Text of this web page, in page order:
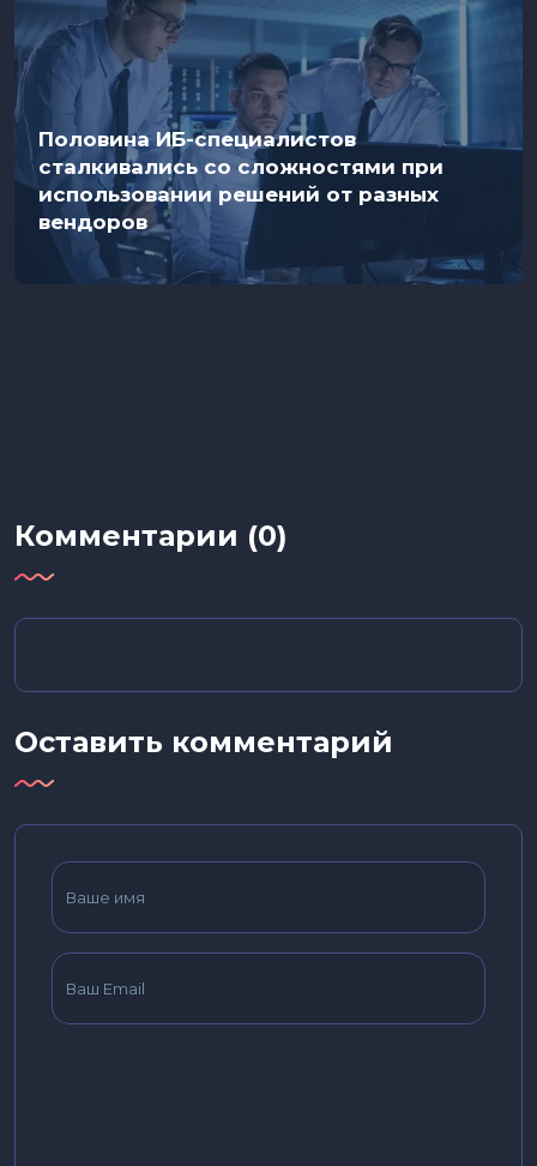
Половина ИБ-специалистов
сталкивались со сложностями при
использовании решений от разных
вендоров
Комментарии (0)
Оставить комментарий